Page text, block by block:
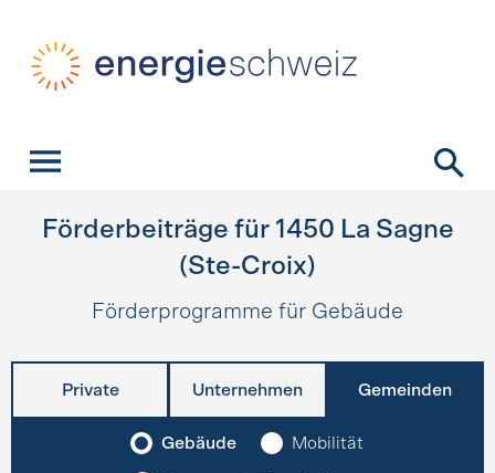
Förderbeiträge für 1450 La Sagne
(Ste-Croix)
Förderprogramme für Gebäude
Private Unternehmen Gemeinden
Gebäude Mobilität